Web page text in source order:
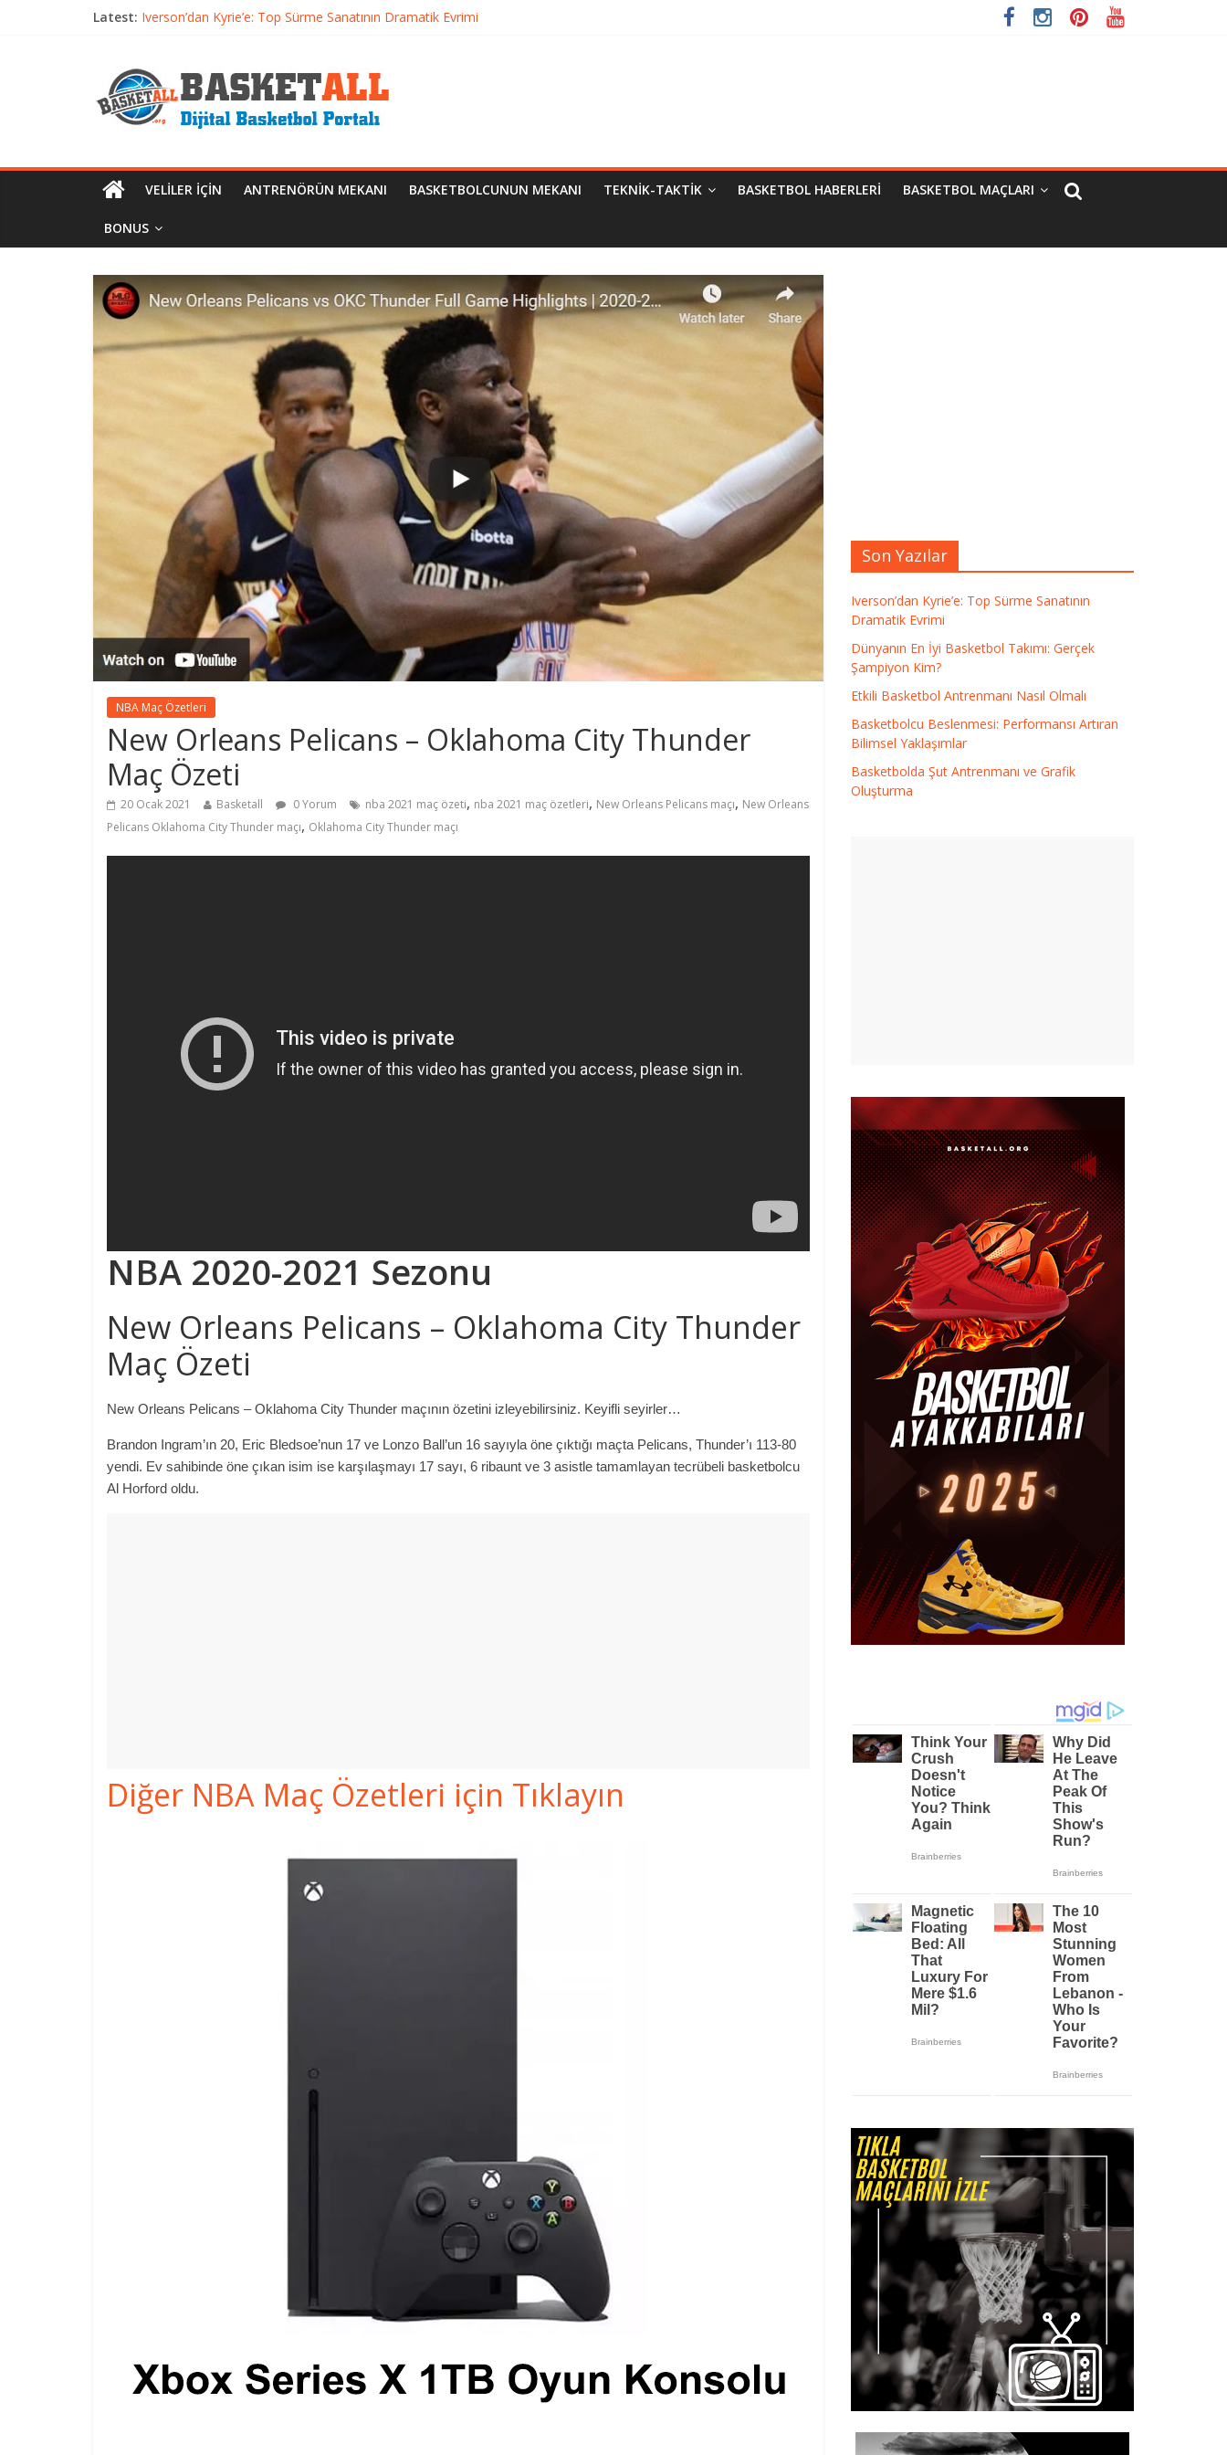
Latest: Iverson’dan Kyrie’e: Top Sürme Sanatının Dramatik Evrimi
Basketbolcu Beslenmesi: Performansı Artıran Bilimsel Yaklaşımlar
Basketbolda Şut Antrenmanı ve Grafik Oluşturma
VELILER İÇIN ANTRENÖRÜN MEKANI BASKETBOLCUNUN MEKANI TEKNIK-TAKTIK BASKETBOL HABERLERI BASKETBOL MAÇLARI
BONUS
NBA Maç Özetleri
New Orleans Pelicans – Oklahoma City Thunder
Maç Özeti
20 Ocak 2021 Basketall 0 Yorum nba 2021 maç özeti, nba 2021 maç özetleri, New Orleans Pelicans maçı, New Orleans
Pelicans Oklahoma City Thunder maçı, Oklahoma City Thunder maçı
NBA 2020-2021 Sezonu
New Orleans Pelicans – Oklahoma City Thunder
Maç Özeti
New Orleans Pelicans – Oklahoma City Thunder maçının özetini izleyebilirsiniz. Keyifli seyirler…
Brandon Ingram’ın 20, Eric Bledsoe’nun 17 ve Lonzo Ball’un 16 sayıyla öne çıktığı maçta Pelicans, Thunder’ı 113-80
yendi. Ev sahibinde öne çıkan isim ise karşılaşmayı 17 sayı, 6 ribaunt ve 3 asistle tamamlayan tecrübeli basketbolcu
Al Horford oldu.
Diğer NBA Maç Özetleri için Tıklayın
Son Yazılar
Iverson’dan Kyrie’e: Top Sürme Sanatının
Dramatik Evrimi
Dünyanın En İyi Basketbol Takımı: Gerçek
Şampiyon Kim?
Etkili Basketbol Antrenmanı Nasıl Olmalı
Basketbolcu Beslenmesi: Performansı Artıran
Bilimsel Yaklaşımlar
Basketbolda Şut Antrenmanı ve Grafik
Oluşturma